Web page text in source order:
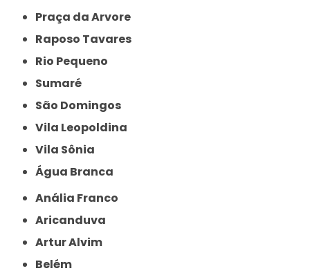
Praça da Arvore
Raposo Tavares
Rio Pequeno
Sumaré
São Domingos
Vila Leopoldina
Vila Sônia
Água Branca
Anália Franco
Aricanduva
Artur Alvim
Belém